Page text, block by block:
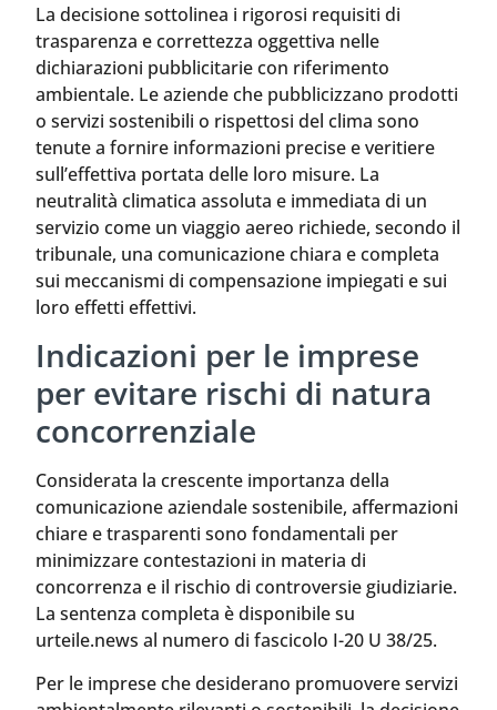
La decisione sottolinea i rigorosi requisiti di
trasparenza e correttezza oggettiva nelle
dichiarazioni pubblicitarie con riferimento
ambientale. Le aziende che pubblicizzano prodotti
o servizi sostenibili o rispettosi del clima sono
tenute a fornire informazioni precise e veritiere
sull’effettiva portata delle loro misure. La
neutralità climatica assoluta e immediata di un
servizio come un viaggio aereo richiede, secondo il
tribunale, una comunicazione chiara e completa
sui meccanismi di compensazione impiegati e sui
loro effetti effettivi.
Indicazioni per le imprese
per evitare rischi di natura
concorrenziale
Considerata la crescente importanza della
comunicazione aziendale sostenibile, affermazioni
chiare e trasparenti sono fondamentali per
minimizzare contestazioni in materia di
concorrenza e il rischio di controversie giudiziarie.
La sentenza completa è disponibile su
urteile.news al numero di fascicolo I-20 U 38/25.
Per le imprese che desiderano promuovere servizi